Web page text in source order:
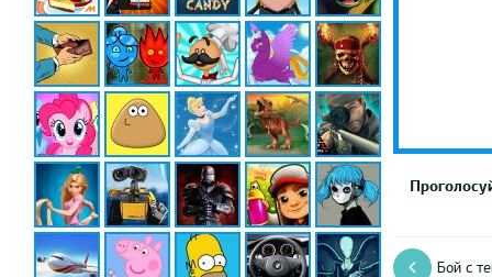
Бой с